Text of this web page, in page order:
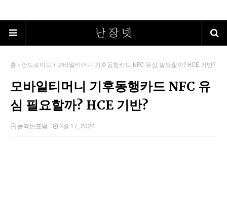
홈 안드로이드 모바일티머니 기후동행카드 NFC 유심 필요할까? HCE 기반?
모바일티머니 기후동행카드 NFC 유
심 필요할까? HCE 기반?
풀먹는표범 3월 17, 2024